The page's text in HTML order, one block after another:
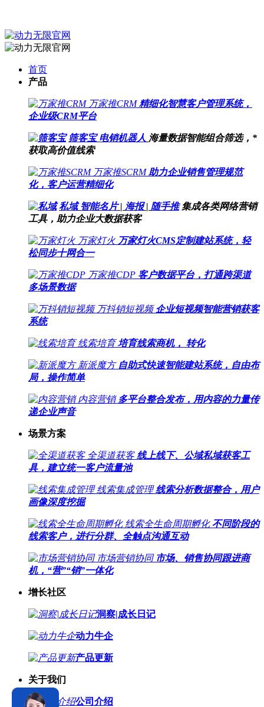
首页
产品
万家推CRM 精细化智慧客户管理系统，
企业级CRM平台
筛客宝 电销机器人 海量数据智能组合筛选，*
获取高价值线索
万家推SCRM 助力企业销售管理规范
化，客户运营精细化
私域 智能名片 | 海报 | 随手推 集成各类网络营销
工具，助力企业大数据获客
万家灯火 万家灯火CMS定制建站系统，轻
松同步十网合一
万家推CDP 客户数据平台，打通跨渠道
多场景数据
万抖销短视频 企业短视频智能营销获客
系统
线索培育 培育线索商机， 转化
新派魔方 自助式快速智能建站系统，自由布
局，操作简单
内容营销 多平台整合发布，用内容的力量传
递企业声音
场景方案
全渠道获客 线上线下、公域私域获客工
具，建立统一客户流量池
线索集成管理 线索分析数据整合，用户
画像深度挖掘
线索全生命周期孵化 不同阶段的
线索客户，进行分群、全触点沟通互动
市场营销协同 市场、销售协同跟进商
机，“营”“销”一体化
增长社区
洞察|成长日记
动力牛企
产品更新
关于我们
公司介绍